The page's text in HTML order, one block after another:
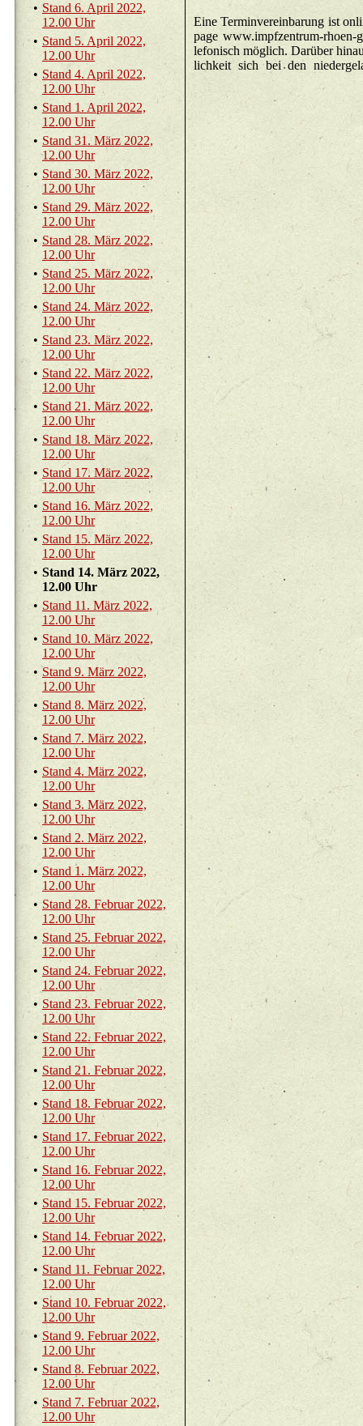
• Stand 6. April 2022,
12.00 Uhr
• Stand 5. April 2022,
12.00 Uhr
• Stand 4. April 2022,
12.00 Uhr
• Stand 1. April 2022,
12.00 Uhr
• Stand 31. März 2022,
12.00 Uhr
• Stand 30. März 2022,
12.00 Uhr
• Stand 29. März 2022,
12.00 Uhr
• Stand 28. März 2022,
12.00 Uhr
• Stand 25. März 2022,
12.00 Uhr
• Stand 24. März 2022,
12.00 Uhr
• Stand 23. März 2022,
12.00 Uhr
• Stand 22. März 2022,
12.00 Uhr
• Stand 21. März 2022,
12.00 Uhr
• Stand 18. März 2022,
12.00 Uhr
• Stand 17. März 2022,
12.00 Uhr
• Stand 16. März 2022,
12.00 Uhr
• Stand 15. März 2022,
12.00 Uhr
• Stand 14. März 2022,
12.00 Uhr
• Stand 11. März 2022,
12.00 Uhr
• Stand 10. März 2022,
12.00 Uhr
• Stand 9. März 2022,
12.00 Uhr
• Stand 8. März 2022,
12.00 Uhr
• Stand 7. März 2022,
12.00 Uhr
• Stand 4. März 2022,
12.00 Uhr
• Stand 3. März 2022,
12.00 Uhr
• Stand 2. März 2022,
12.00 Uhr
• Stand 1. März 2022,
12.00 Uhr
• Stand 28. Fe­bru­ar 2022,
12.00 Uhr
• Stand 25. Fe­bru­ar 2022,
12.00 Uhr
• Stand 24. Fe­bru­ar 2022,
12.00 Uhr
• Stand 23. Fe­bru­ar 2022,
12.00 Uhr
• Stand 22. Fe­bru­ar 2022,
12.00 Uhr
• Stand 21. Fe­bru­ar 2022,
12.00 Uhr
• Stand 18. Fe­bru­ar 2022,
12.00 Uhr
• Stand 17. Fe­bru­ar 2022,
12.00 Uhr
• Stand 16. Fe­bru­ar 2022,
12.00 Uhr
• Stand 15. Fe­bru­ar 2022,
12.00 Uhr
• Stand 14. Fe­bru­ar 2022,
12.00 Uhr
• Stand 11. Fe­bru­ar 2022,
12.00 Uhr
• Stand 10. Fe­bru­ar 2022,
12.00 Uhr
• Stand 9. Fe­bru­ar 2022,
12.00 Uhr
• Stand 8. Fe­bru­ar 2022,
12.00 Uhr
• Stand 7. Fe­bru­ar 2022,
12.00 Uhr
Eine Ter­min­ver­ein­ba­rung ist
page www.​impfzentrum-rhoen-
le­fo­nisch mög­lich. Dar­über
lich­keit sich bei den